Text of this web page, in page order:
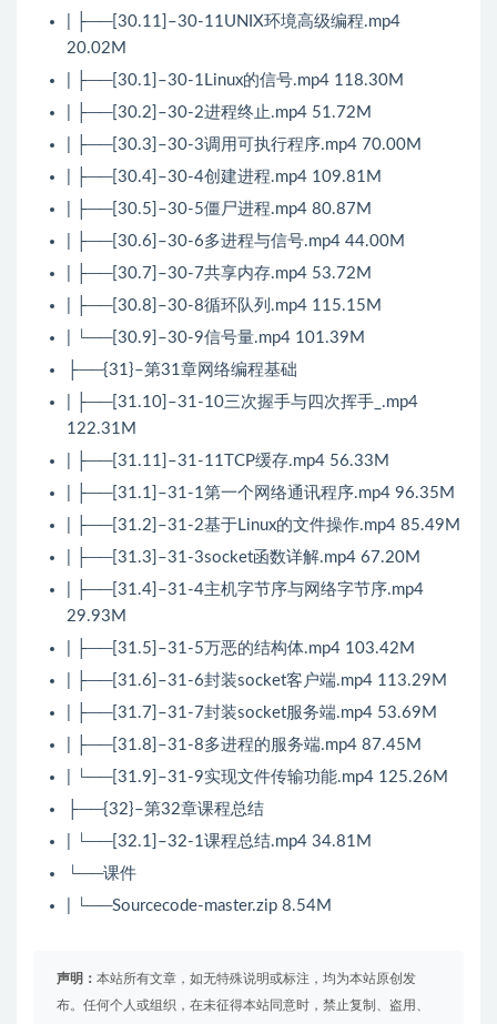
| ├──[30.11]–30-11UNIX环境高级编程.mp4
20.02M
| ├──[30.1]–30-1Linux的信号.mp4 118.30M
| ├──[30.2]–30-2进程终止.mp4 51.72M
| ├──[30.3]–30-3调用可执行程序.mp4 70.00M
| ├──[30.4]–30-4创建进程.mp4 109.81M
| ├──[30.5]–30-5僵尸进程.mp4 80.87M
| ├──[30.6]–30-6多进程与信号.mp4 44.00M
| ├──[30.7]–30-7共享内存.mp4 53.72M
| ├──[30.8]–30-8循环队列.mp4 115.15M
| └──[30.9]–30-9信号量.mp4 101.39M
├──{31}–第31章网络编程基础
| ├──[31.10]–31-10三次握手与四次挥手_.mp4
122.31M
| ├──[31.11]–31-11TCP缓存.mp4 56.33M
| ├──[31.1]–31-1第一个网络通讯程序.mp4 96.35M
| ├──[31.2]–31-2基于Linux的文件操作.mp4 85.49M
| ├──[31.3]–31-3socket函数详解.mp4 67.20M
| ├──[31.4]–31-4主机字节序与网络字节序.mp4
29.93M
| ├──[31.5]–31-5万恶的结构体.mp4 103.42M
| ├──[31.6]–31-6封装socket客户端.mp4 113.29M
| ├──[31.7]–31-7封装socket服务端.mp4 53.69M
| ├──[31.8]–31-8多进程的服务端.mp4 87.45M
| └──[31.9]–31-9实现文件传输功能.mp4 125.26M
├──{32}–第32章课程总结
| └──[32.1]–32-1课程总结.mp4 34.81M
└──课件
| └──Sourcecode-master.zip 8.54M
声明： 本站所有文章，如无特殊说明或标注，均为本站原创发
布。任何个人或组织，在未征得本站同意时，禁止复制、盗用、